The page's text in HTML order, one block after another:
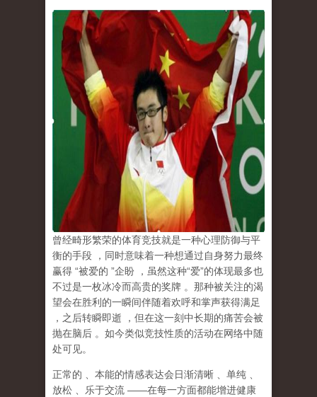
曾经畸形繁荣的体育竞技就是一种心理防御与平
衡的手段
，同时意味着一种想通过自身努力最终
赢得 “被爱的 ”企盼 ，虽然这种“爱”的体现最多也
不过是一枚冰冷而高贵的奖牌 。那种被关注的渴
望会在胜利的一瞬间伴随着欢呼和掌声获得满足
，之后转瞬即逝
，但在这一刻中长期的痛苦会被
抛在脑后 。如今类似竞技性质的活动在网络中随
处可见。
正常的 、本能的情感表达会日渐清晰 、单纯
放松
、乐于交流 ——在每一方面都能增进健康